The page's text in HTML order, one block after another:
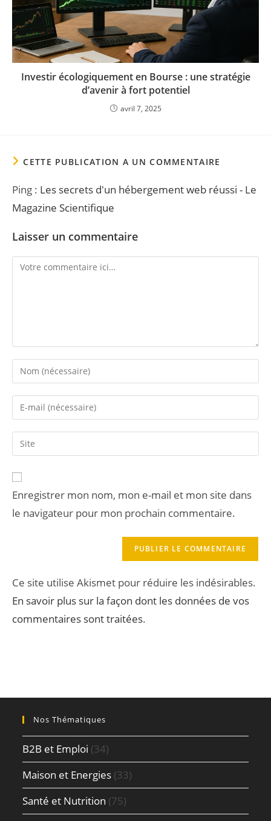
Investir écologiquement en Bourse : une stratégie
d’avenir à fort potentiel
avril 7, 2025
CETTE PUBLICATION A UN COMMENTAIRE
Ping : Les secrets d'un hébergement web réussi - Le
Magazine Scientifique
Laisser un commentaire
Enregistrer mon nom, mon e-mail et mon site dans
le navigateur pour mon prochain commentaire.
Ce site utilise Akismet pour réduire les indésirables.
En savoir plus sur la façon dont les données de vos
commentaires sont traitées.
Nos Thématiques
B2B et Emploi (34)
Maison et Energies (33)
Santé et Nutrition (75)